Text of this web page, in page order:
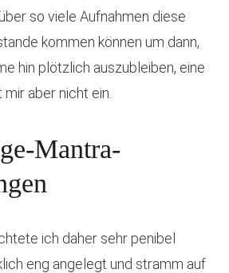
so viele Aufnahmen diese
kommen können um dann,
hin plötzlich auszubleiben, eine
aber nicht ein.
Mantra-
ich daher sehr penibel
eng angelegt und stramm auf